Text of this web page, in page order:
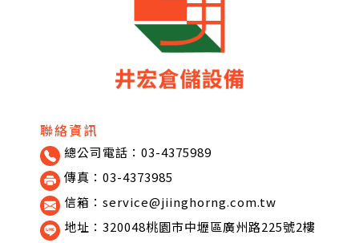
聯絡資訊
總公司電話：03-4375989
傳真：03-4373985
信箱：service@jiinghorng.com.tw
地址：320048桃園市中壢區廣州路225號2樓